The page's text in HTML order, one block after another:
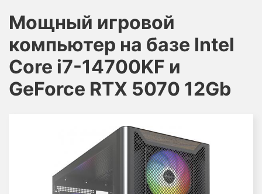
Мощный игровой
компьютер на базе Intel
Core i7-14700KF и
GeForce RTX 5070 12Gb